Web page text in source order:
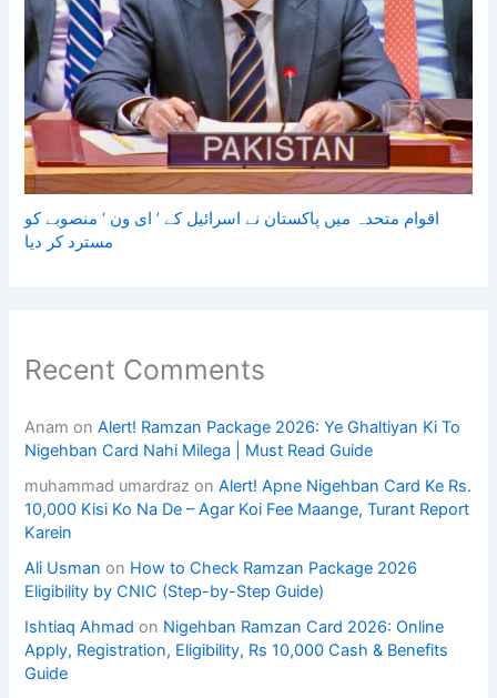
اقوام متحدہ میں پاکستان نے اسرائیل کے ’ ای ون ‘ منصوبے کو
مسترد کر دیا
Recent Comments
Anam onAlert! Ramzan Package 2026: Ye Ghaltiyan Ki To
Nigehban Card Nahi Milega | Must Read Guide
muhammad umardraz onAlert! Apne Nigehban Card Ke Rs.
10,000 Kisi Ko Na De – Agar Koi Fee Maange, Turant Report
Karein
Ali Usman on How to Check Ramzan Package 2026
Eligibility by CNIC (Step-by-Step Guide)
Ishtiaq Ahmad on Nigehban Ramzan Card 2026: Online
Apply, Registration, Eligibility, Rs 10,000 Cash & Benefits
Guide